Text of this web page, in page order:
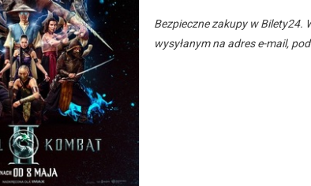
Bezpieczne zakupy w
wysyłanym na adres e-mail,